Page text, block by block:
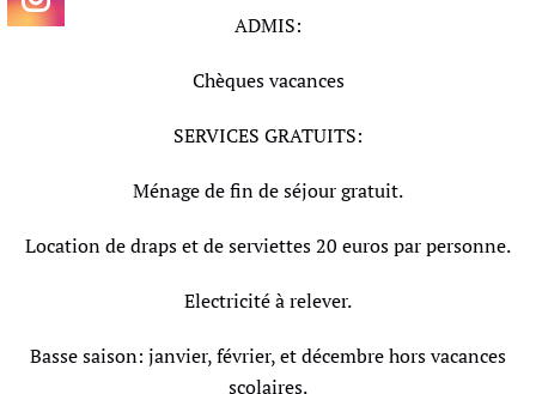
ADMIS:
Chèques vacances
SERVICES GRATUITS:
Ménage de fin de séjour gratuit.
Location de draps et de serviettes 20 euros par personne.
Electricité à relever.
Basse saison: janvier, février, et décembre hors vacances
scolaires.